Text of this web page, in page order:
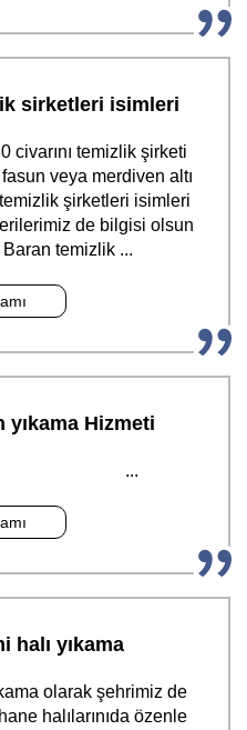
sirketleri isimleri
civarını temizlik şirketi
veya merdiven altı
şirketleri isimleri
de bilgisi olsun
temizlik ...
Hizmeti
halı yıkama
olarak şehrimiz de
halılarınıda özenle